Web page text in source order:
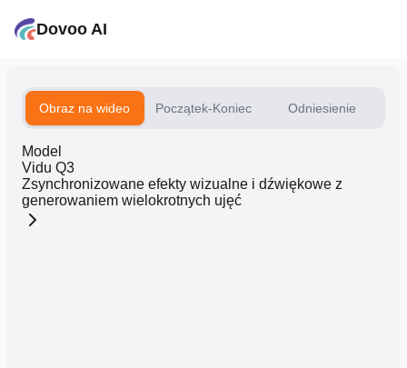
Dovoo AI
Obraz na wideo Początek-Koniec Odniesienie
Model
Vidu Q3
Zsynchronizowane efekty wizualne i dźwiękowe z
generowaniem wielokrotnych ujęć